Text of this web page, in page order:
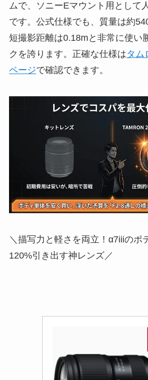
ムで、ソニーEマウント用として
です。公式仕様でも、質量は約
短撮影距離は0.18mと非常に使い
クを誇ります。正確な仕様はタム
ページで確認できます。
＼描写力と軽さを両立！α7iiiのポ
120%引き出す神レンズ／